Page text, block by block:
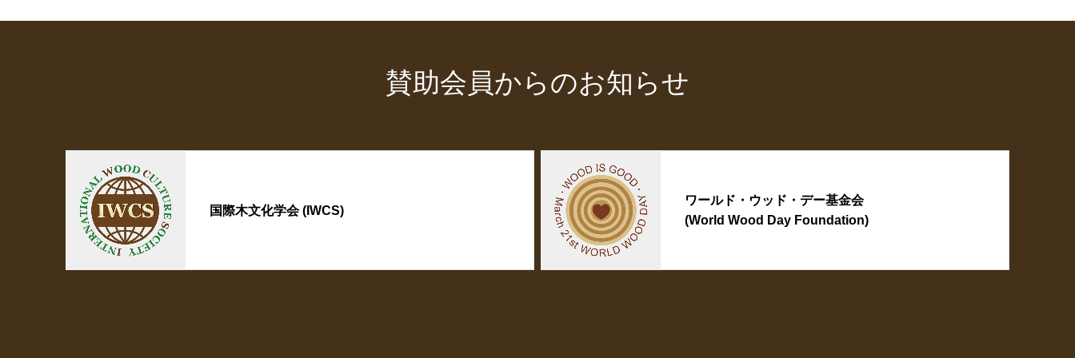
賛助会員からのお知らせ
国際木文化学会 (IWCS)
ワールド・ウッド・デー基金会
(World Wood Day Foundation)